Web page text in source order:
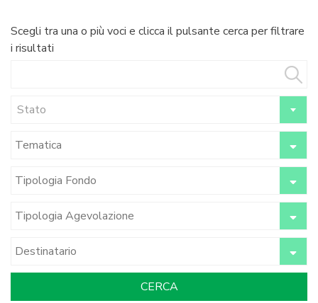
Scegli tra una o più voci e clicca il pulsante cerca per filtrare
i risultati
Stato